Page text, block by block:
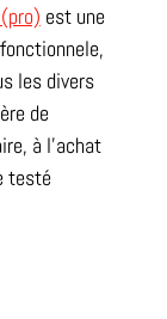
est une
les divers
de
à l’achat
testé